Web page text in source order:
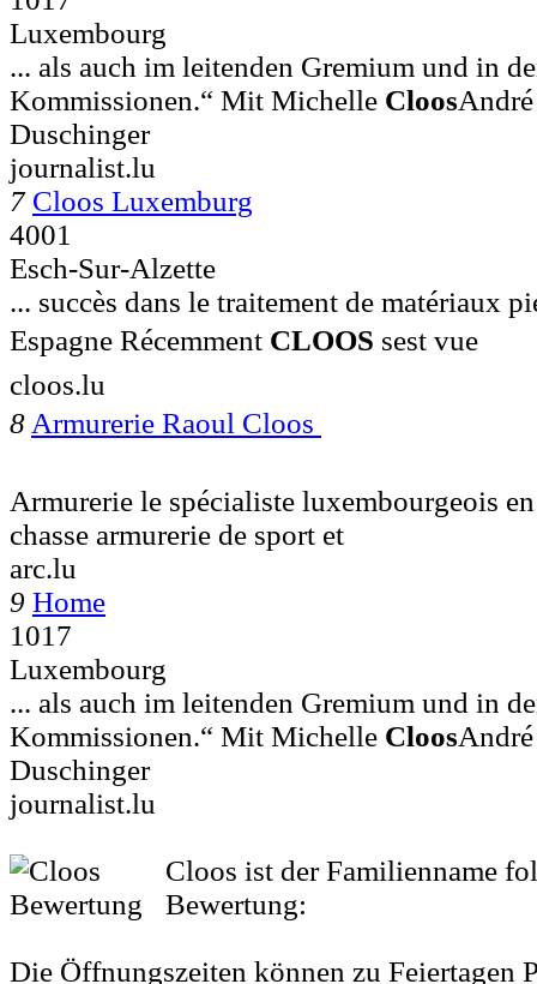
Luxembourg
... als auch im leitenden Gremium und in
Kommissionen.“ Mit Michelle Cloos
Duschinger
journalist.lu
7 Cloos Luxemburg
4001
Esch-Sur-Alzette
... succès dans le traitement de matériaux
Espagne Récemment CLOOS sest vue
cloos.lu
8 Armurerie Raoul Cloos 
Armurerie le spécialiste luxembourgeois
chasse armurerie de sport et
arc.lu
9 Home
1017
Luxembourg
... als auch im leitenden Gremium und in
Kommissionen.“ Mit Michelle Cloos
Duschinger
journalist.lu
Cloos ist der Familienname
Bewertung:
Die Öffnungszeiten können zu Feiertagen